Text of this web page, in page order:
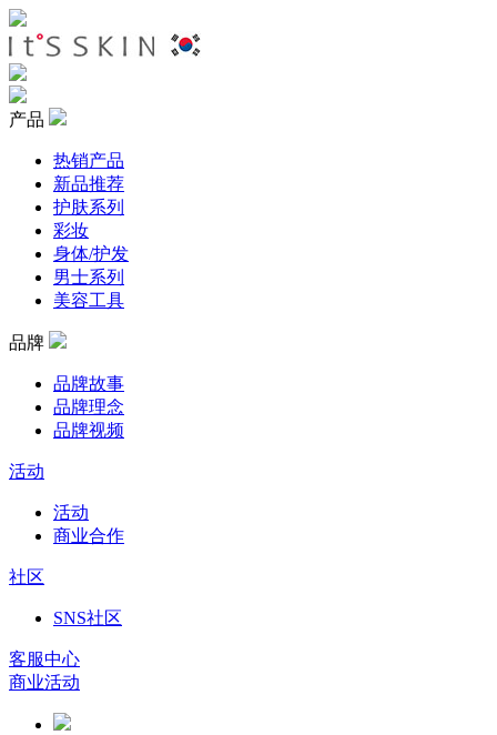
产品
热销产品
新品推荐
护肤系列
彩妆
身体/护发
男士系列
美容工具
品牌
品牌故事
品牌理念
品牌视频
活动
活动
商业合作
社区
SNS社区
客服中心
商业活动